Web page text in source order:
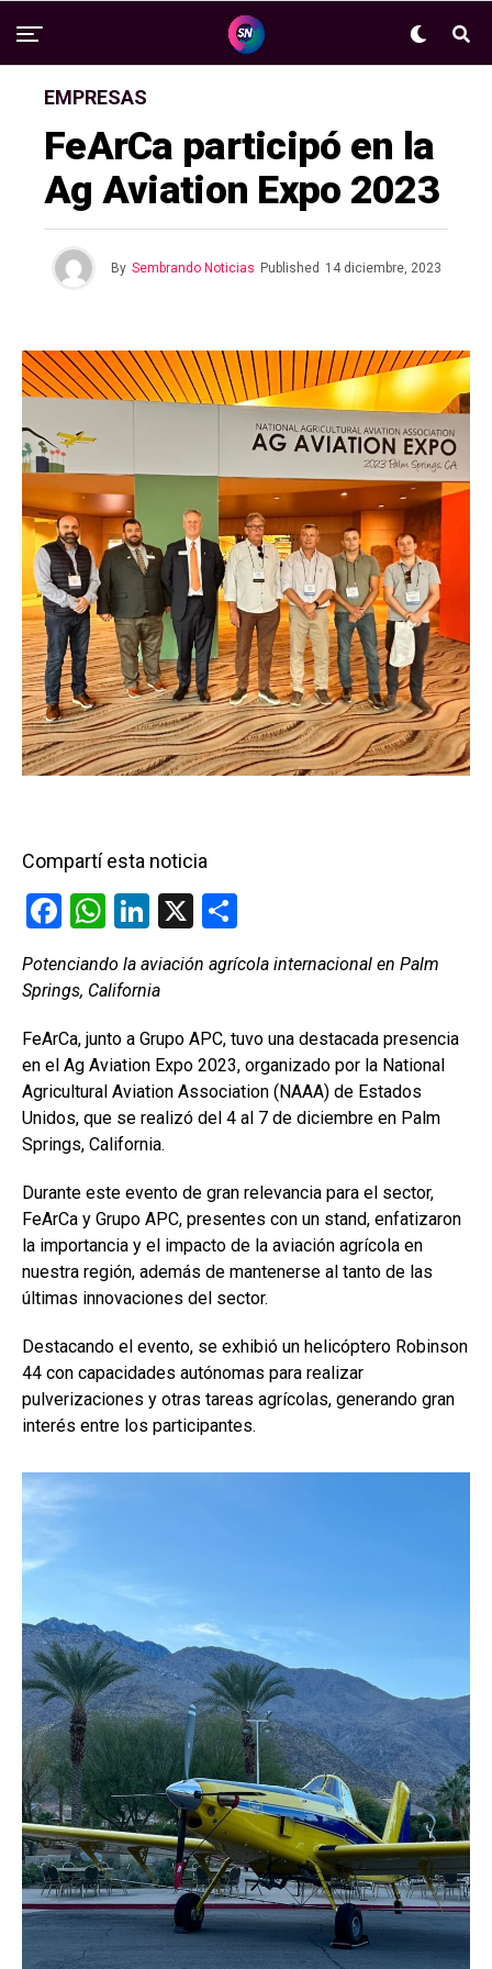
EMPRESAS
FeArCa participó en la
Ag Aviation Expo 2023
By Sembrando Noticias Published 14 diciembre, 2023
Compartí esta noticia
F
a
ce
o
o
k
W
h
at
A
p
p
Li
n
ke
n
X
o
m
ar
tir
Potenciando la aviación agrícola internacional en Palm
Springs, California
FeArCa, junto a Grupo APC, tuvo una destacada presencia
en el Ag Aviation Expo 2023, organizado por la National
Agricultural Aviation Association (NAAA) de Estados
Unidos, que se realizó del 4 al 7 de diciembre en Palm
Springs, California.
Durante este evento de gran relevancia para el sector,
FeArCa y Grupo APC, presentes con un stand, enfatizaron
la importancia y el impacto de la aviación agrícola en
nuestra región, además de mantenerse al tanto de las
últimas innovaciones del sector.
Destacando el evento, se exhibió un helicóptero Robinson
44 con capacidades autónomas para realizar
pulverizaciones y otras tareas agrícolas, generando gran
interés entre los participantes.